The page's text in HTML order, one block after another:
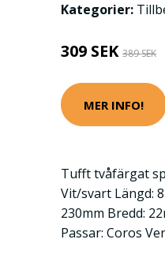
Kategorier:
309 SEK 389 SEK
MER INFO!
Tufft tvåfärgat
Vit/svart Längd:
230mm Bredd:
Passar: Coros